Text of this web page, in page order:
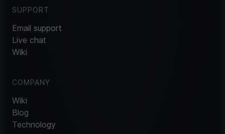
SUPPORT
Email support
Live chat
Wiki
COMPANY
Wiki
Blog
Technology